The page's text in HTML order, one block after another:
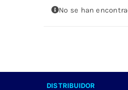
No se han
DISTRIBUIDOR